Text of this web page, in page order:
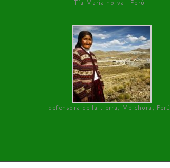
Tía María no va ! Perú
defensora de la tierra, Melchora, Perú